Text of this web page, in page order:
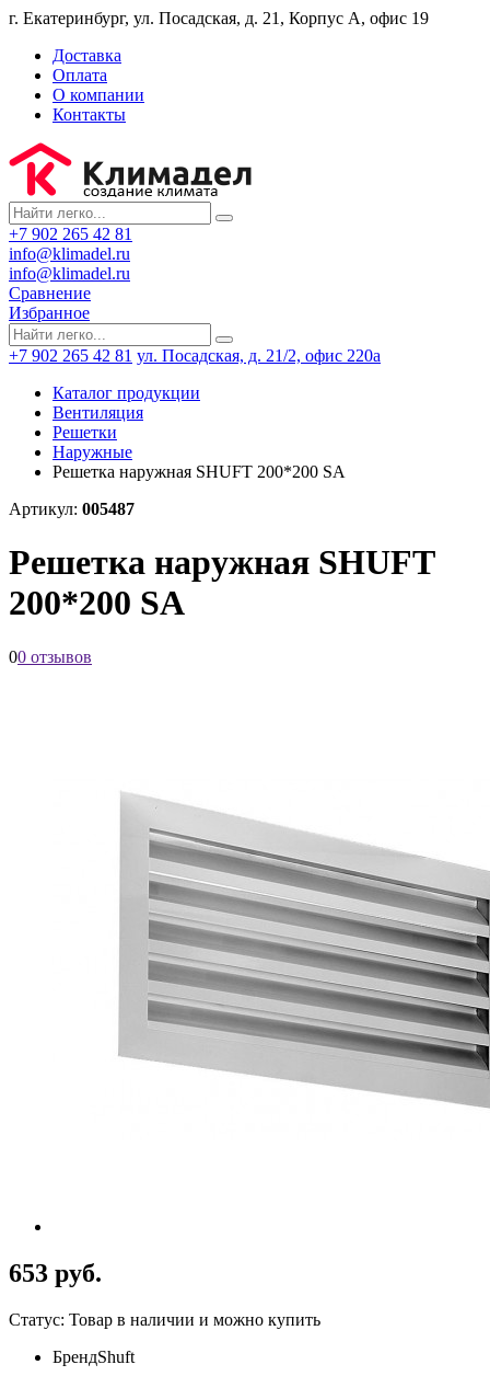
г. Екатеринбург, ул. Посадская, д. 21, Корпус А, офис 19
Доставка
Оплата
О компании
Контакты
+7 902 265 42 81
info@klimadel.ru
info@klimadel.ru
Сравнение
Избранное
+7 902 265 42 81 ул. Посадская, д. 21/2, офис 220а
Каталог продукции
Вентиляция
Решетки
Наружные
Решетка наружная SHUFT 200*200 SA
Артикул: 005487
Решетка наружная SHUFT
200*200 SA
00 отзывов
653 руб.
Статус: Товар в наличии и можно купить
БрендShuft